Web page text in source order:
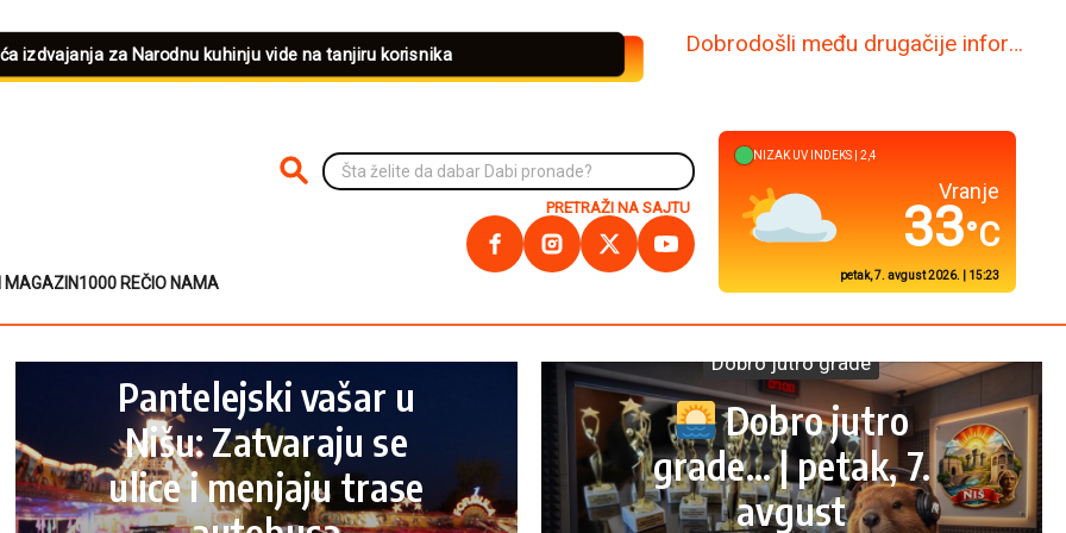
izdvajanja za Narodnu kuhinju vide na tanjiru korisnika www.dabi.rs
MAGAZIN1000 REČIO NAMA
PRETRAŽI NA SAJTU
PRETRAŽI NA SAJTU
VISOKUV INDEKS | 6,5
Kuršumlija
34°C
petak, 7. avgust 2026. | 15:23
Pantelejski vašar u
Nišu: Zatvaraju se
ulice i menjaju trase
Dobro jutro grade
Dobro jutro
grade… | petak, 7.
avgust